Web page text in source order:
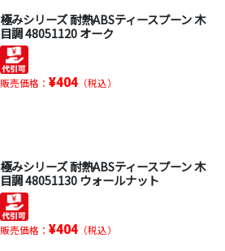
極みシリーズ 耐熱ABSティースプーン 木
目調 48051120 オーク
販売価格： ¥404（税込）
極みシリーズ 耐熱ABSティースプーン 木
目調 48051130 ウォールナット
販売価格： ¥404（税込）